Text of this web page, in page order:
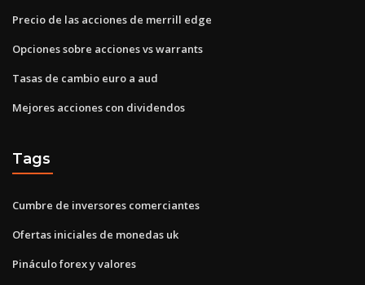
Precio de las acciones de merrill edge
Opciones sobre acciones vs warrants
Tasas de cambio euro a aud
Mejores acciones con dividendos
Tags
Cumbre de inversores comerciantes
Ofertas iniciales de monedas uk
Pináculo forex y valores